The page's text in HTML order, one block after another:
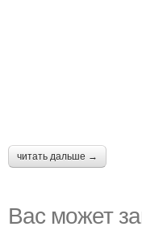
читать дальше →
Вас может